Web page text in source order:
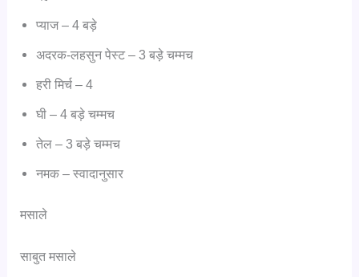
प्याज – 4 बड़े
अदरक-लहसुन पेस्ट – 3 बड़े चम्मच
हरी मिर्च – 4
घी – 4 बड़े चम्मच
तेल – 3 बड़े चम्मच
नमक – स्वादानुसार
मसाले
साबुत मसाले